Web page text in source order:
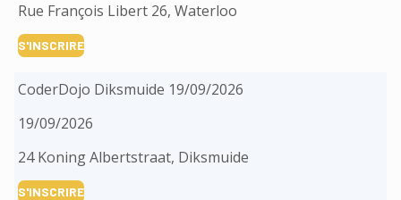
Rue François Libert 26, Waterloo
S'INSCRIRE
CoderDojo Diksmuide 19/09/2026
19/09/2026
24 Koning Albertstraat, Diksmuide
S'INSCRIRE